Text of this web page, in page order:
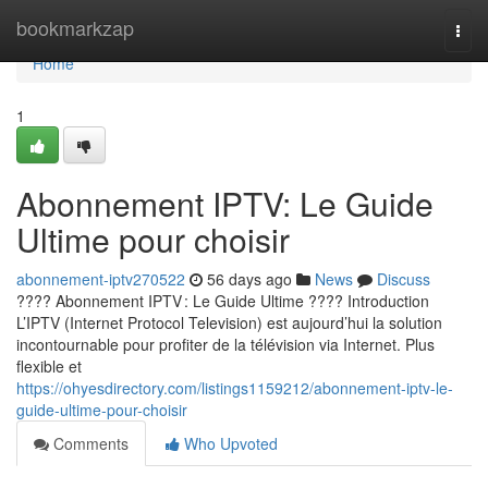
bookmarkzap
Home
Home
1
Abonnement IPTV: Le Guide
Ultime pour choisir
abonnement-iptv270522 56 days ago News
Discuss
???? Abonnement IPTV : Le Guide Ultime ???? Introduction
L’IPTV (Internet Protocol Television) est aujourd’hui la solution
incontournable pour profiter de la télévision via Internet. Plus
flexible et
https://ohyesdirectory.com/listings1159212/abonnement-iptv-le-
guide-ultime-pour-choisir
Comments
Who Upvoted